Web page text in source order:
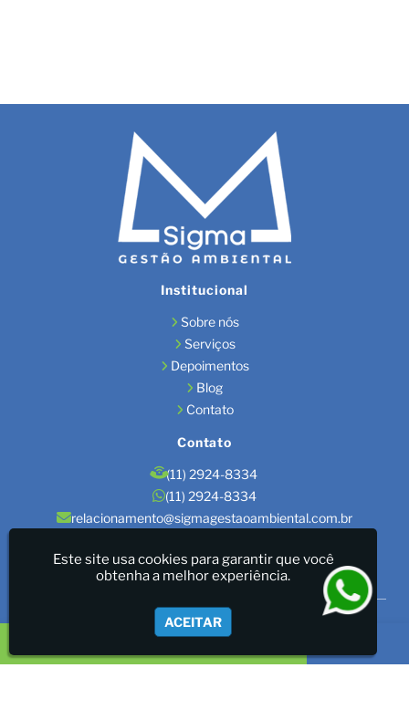
Institucional
Sobre nós
Serviços
Depoimentos
Blog
Contato
Contato
(11) 2924-8334
(11) 2924-8334
relacionamento@sigmagestaoambiental.com.br
Localização
São Paulo / SP
Sigma Gestão Ambiental - LICENÇAS AMBIENTAIS/GESTÃO
DE RESÍDUOS/LAUDOS
Este site usa cookies para garantir que você
obtenha a melhor experiência.
ACEITAR